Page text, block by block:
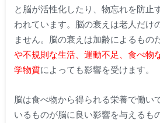
と脳が活性化したり、物忘れを防止
われています。脳の衰えは老人だけ
ません。脳の衰えは加齢によるもの
や不規則な生活、運動不足、食べ物
学物質によっても影響を受けます。
脳は食べ物から得られる栄養で働い
いるものが脳に良い影響を与えるも